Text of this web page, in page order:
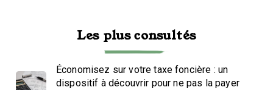
Les plus consultés
Économisez sur votre taxe foncière : un
dispositif à découvrir pour ne pas la payer